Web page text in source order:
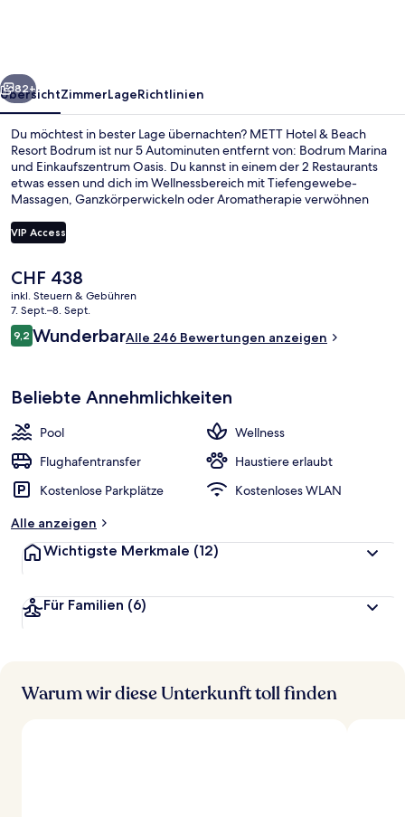
Weiter
82+
ÜbersichtZimmerLageRichtlinien
Du möchtest in bester Lage übernachten? METT Hotel & Beach
Resort Bodrum ist nur 5 Autominuten entfernt von: Bodrum Marina
und Einkaufszentrum Oasis. Du kannst in einem der 2 Restaurants
etwas essen und dich im Wellnessbereich mit Tiefengewebe-
Massagen, Ganzkörperwickeln oder Aromatherapie verwöhnen
(rund um die Uhr geöffnet) und ein Dampfbad sprechen für dieses
Hotel im luxuriösen Stil. Andere Reisende haben viel Gutes über das
VIP Access
Der
aktuelle
Preis
beträgt
CHF 438.
CHF 438
inkl. Steuern & Gebühren
7. Sept.–8. Sept.
Bewertungen
9,29,2 von 10.
WunderbarAlle 246 Bewertungen anzeigen
Beliebte Annehmlichkeiten
Pool
Wellness
Flughafentransfer
Haustiere erlaubt
Kostenlose Parkplätze
Kostenloses WLAN
Alle anzeigen
Wichtigste Merkmale (12)
Für Familien (6)
Warum wir diese Unterkunft toll finden